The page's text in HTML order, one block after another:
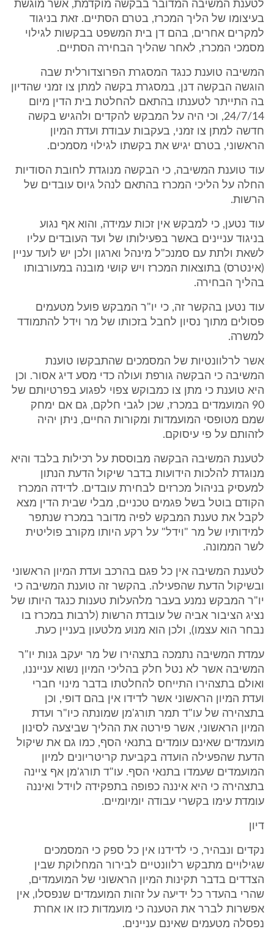
לטענת המשיבה המדובר בבקשה מוקדמת, אשר מוגשת
בעיצומו של הליך המכרז, בטרם הסתיים. זאת בניגוד
למקרים אחרים, בהם דן בית המשפט בבקשות לגילוי
מסמכי המכרז, לאחר שהליך הבחירה הסתיים.
המשיבה טוענת כנגד המסגרת הפרוצדורלית שבה
הוגשה הבקשה דנן, במסגרת בקשה למתן צו זמני שהדיון
בה התייתר לטענתו בהתאם להחלטת בית הדין מיום
24/7/14, וכי היה על המבקש להקדים ולהגיש בקשה
חדשה למתן צו זמני, בעקבות עבודת ועדת המיון
הראשוני, בטרם יגיש את בקשתו לגילוי מסמכים.
עוד טוענת המשיבה, כי הבקשה מנוגדת לחובת הסודיות
החלה על הליכי המכרז בהתאם לנהל גיוס עובדים של
הרשות.
עוד נטען, כי למבקש אין זכות עמידה, והוא אף נגוע
בניגוד עניינים באשר בפעילותו של ועד העובדים עליו
לשאת ולתת עם סמנכ"ל מינהל וארגון ולכן יש לועד עניין
(אינטרס) בתוצאות המכרז ויש קושי מובנה במעורבותו
בהליך הבחירה.
עוד נטען בהקשר זה, כי יו"ר המבקש פועל מטעמים
פסולים מתוך נסיון לחבל בזכותו של מר וידל להתמודד
למשרה.
אשר לרלוונטיות של המסמכים שהתבקשו טוענת
המשיבה כי הבקשה גורפת ועולה כדי מסע דיג אסור. וכן
היא טוענת כי מתן צו כמבוקש צפוי לפגוע בפרטיותם של
90 המועמדים במכרז, שכן לגבי חלקם, גם אם ימחק
שמם מטופסי המועמדות ומקורות החיים, ניתן יהיה
לזהותם על פי עיסוקם.
לטענת המשיבה הבקשה מבוססת על רכילות בלבד והיא
מנוגדת להלכות הידועות בדבר שיקול הדעת הנתון
למעסיק בניהול מכרזים לבחירת עובדים. לדידה המכרז
הקודם בוטל בשל פגמים טכניים, מבלי שבית הדין מצא
לקבל את טענת המבקש לפיה מדובר במכרז שנתפר
למידותיו של מר "וידל" על רקע היותו מקורב פוליטית
לשר הממונה.
לטענת המשיבה אין כל פגם בהרכב ועדת המיון הראשוני
ובשיקול הדעת שהפעילה. בהקשר זה טוענת המשיבה כי
יו"ר המבקש נמנע בעבר מלהעלות טענות כנגד היותו של
נציג הציבור אביה של עובדת הרשות (לרבות במכרז בו
נבחר הוא עצמו), ולכן הוא מנוע מלטעון בעניין כעת.
עמדת המשיבה נתמכה בתצהירו של מר יעקב גנות יו"ר
המשיבה אשר לא נטל חלק בהליכי המיון נשוא ענייננו,
ואולם בתצהירו התייחס להחלטתו בדבר מינוי חברי
ועדת המיון הראשוני אשר לדידו אין בהם דופי, וכן
בתצהירה של עו"ד תמר תורג'מן שמונתה כיו"ר ועדת
המיון הראשוני, אשר פירטה את ההליך שביצעה לסינון
מועמדים שאינם עומדים בתנאי הסף, כמו גם את שיקול
הדעת שהפעילה הועדה בקביעת קריטריונים למיון
המועמדים שעמדו בתנאי הסף. עו"ד תורג'מן אף ציינה
בתצהירה כי היא איננה כפופה בתפקידה לוידל ואיננה
עומדת עימו בקשרי עבודה יומיומיים.
דיון
נקדים ונבהיר, כי לדידנו אין כל ספק כי המסמכים
שגילויים מתבקש רלוונטיים לבירור המחלוקת שבין
הצדדים בדבר תקינות המיון הראשוני של המועמדים,
שהרי בהעדר כל ידיעה על זהות המועמדים שנפסלו, אין
אפשרות לברר את הטענה כי מועמדות כזו או אחרת
נפסלה מטעמים שאינם עניינים.